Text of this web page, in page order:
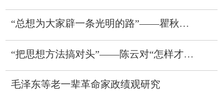
“总想为大家辟一条光明的路”——瞿秋白的苏俄采访之行
“把思想方法搞对头”——陈云对“怎样才能少犯错误”的思考
毛泽东等老一辈革命家政绩观研究